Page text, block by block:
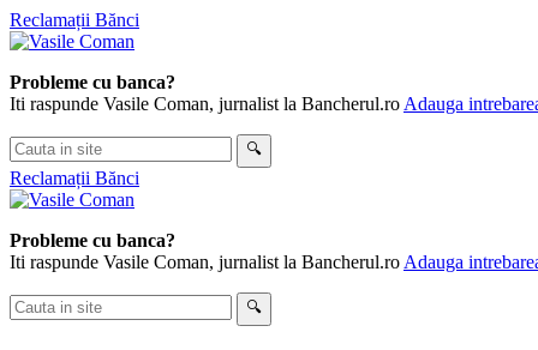
Skip
to
Reclamații Bănci
Probleme cu banca?
Iti raspunde Vasile Coman, jurnalist la Bancherul.ro Adauga
Cauta
in
site
🔍
Reclamații Bănci
Probleme cu banca?
Iti raspunde Vasile Coman, jurnalist la Bancherul.ro Adauga
Cauta
in
🔍